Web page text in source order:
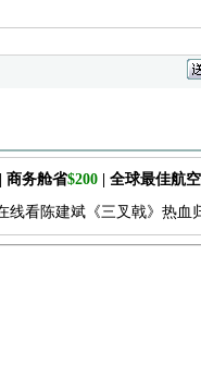
| 商务舱省$200 | 全球最佳航
线看陈建斌《三叉戟》热血